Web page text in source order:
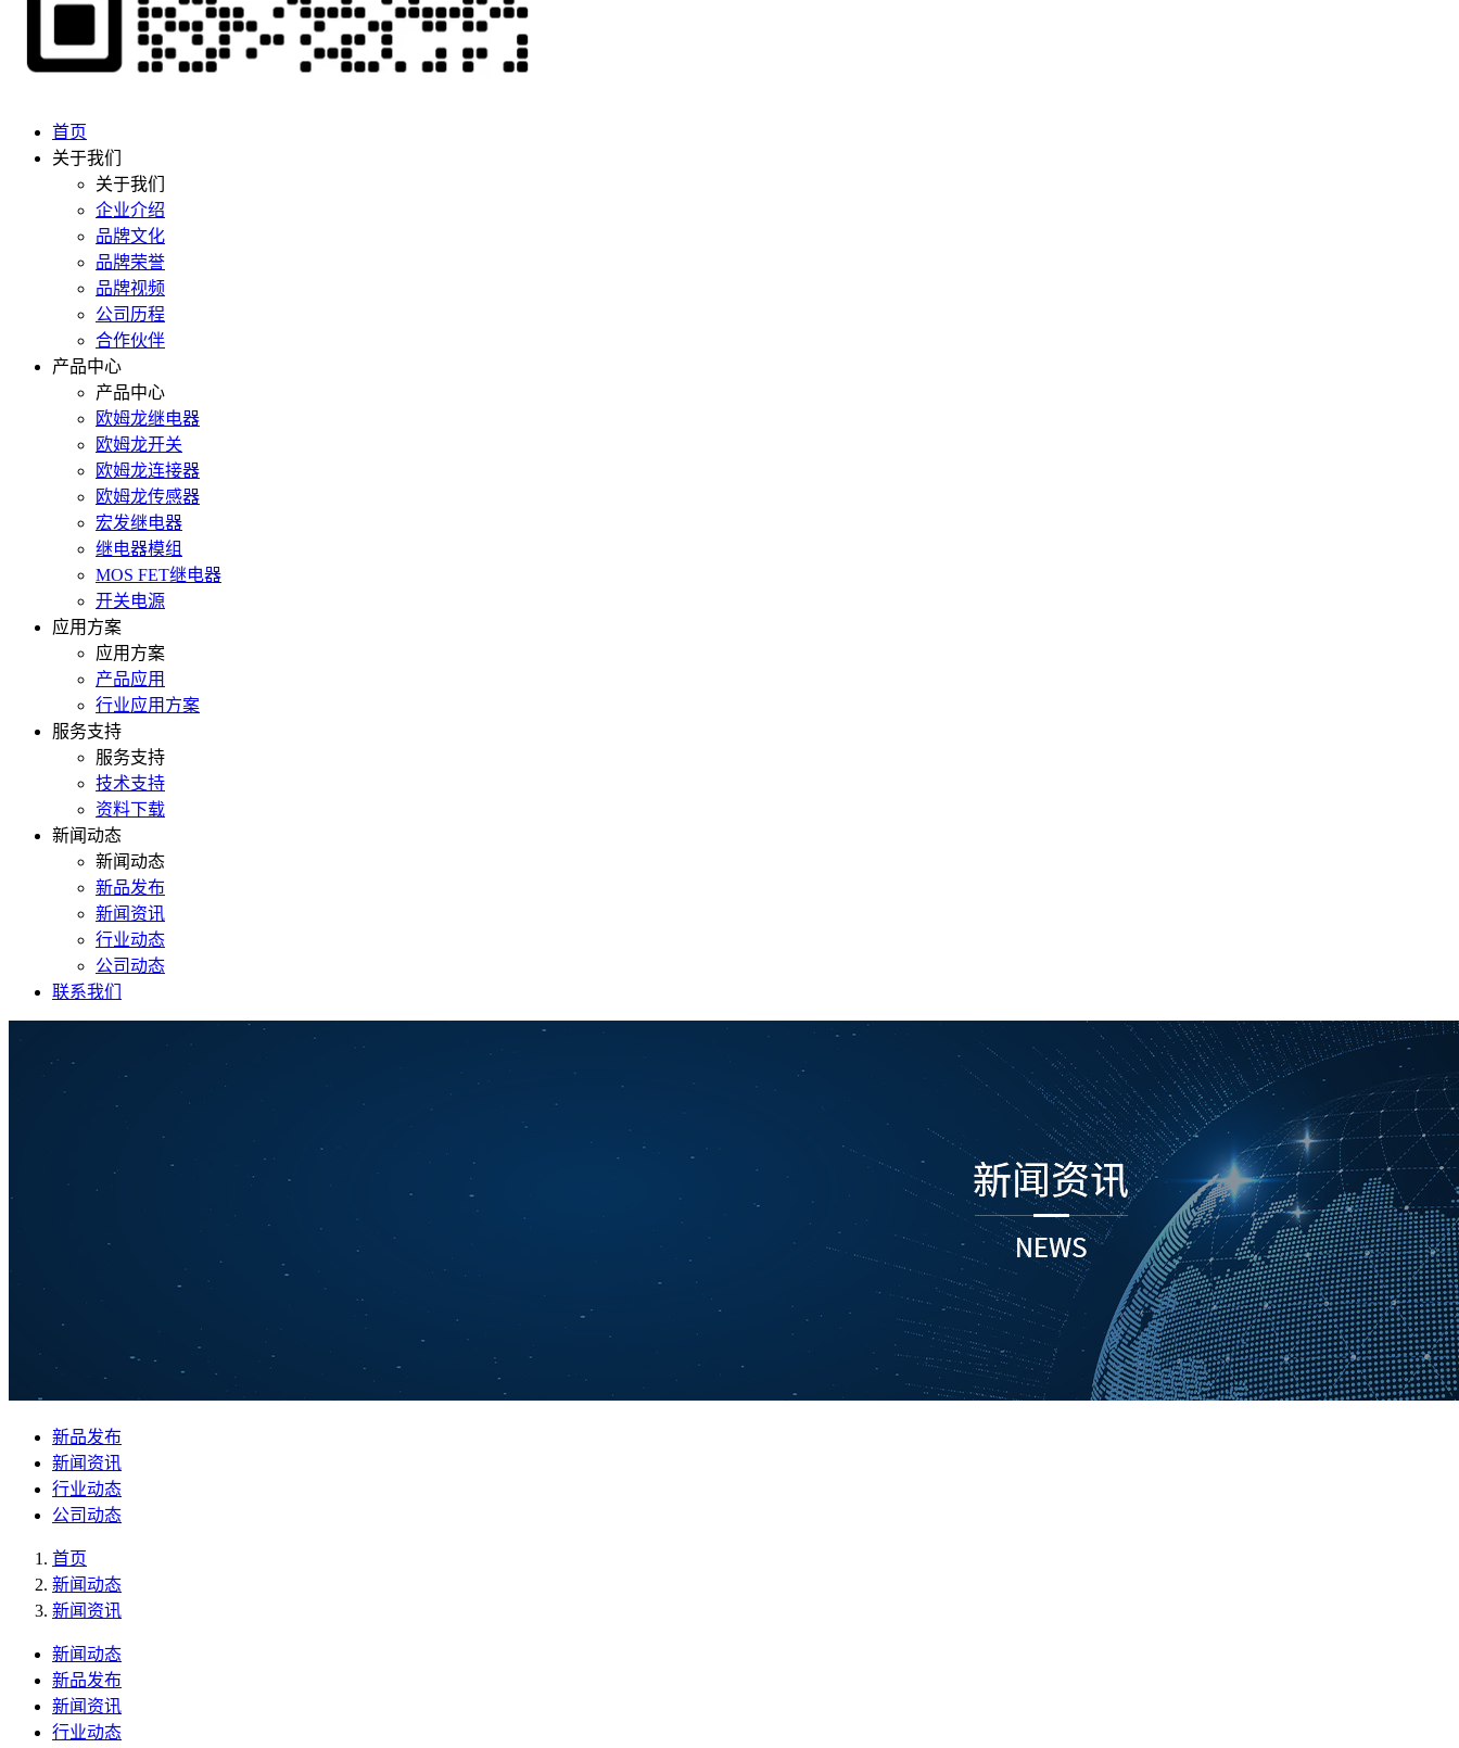
首页
关于我们
关于我们
企业介绍
品牌文化
品牌荣誉
品牌视频
公司历程
合作伙伴
产品中心
产品中心
欧姆龙继电器
欧姆龙开关
欧姆龙连接器
欧姆龙传感器
宏发继电器
继电器模组
MOS FET继电器
开关电源
应用方案
应用方案
产品应用
行业应用方案
服务支持
服务支持
技术支持
资料下载
新闻动态
新闻动态
新品发布
新闻资讯
行业动态
公司动态
联系我们
新品发布
新闻资讯
行业动态
公司动态
首页
新闻动态
新闻资讯
新闻动态
新品发布
新闻资讯
行业动态